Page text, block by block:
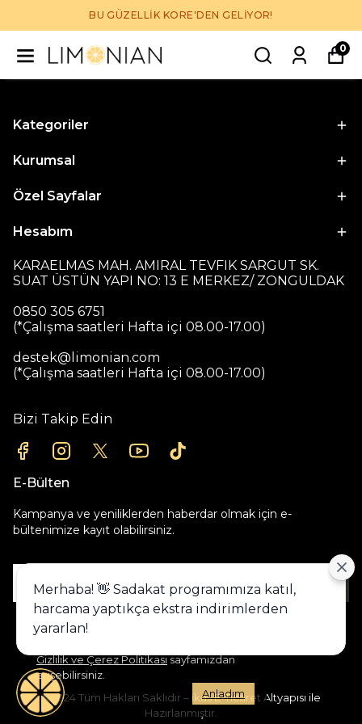
BU GÜZELLİK KORE'DEN GELİYOR!
0
Alışveriş deneyiminizi iyileştirmek için
yasal düzenlemelere uygun çerezler
Gizlilik ve Çerez Politikasısayfamızdan
erişebilirsiniz.
Anladım
Kategoriler
Kurumsal
Özel Sayfalar
Hesabım
KARAELMAS MAH. AMIRAL TEVFIK SARGUT SK.
SUAT ÜSTÜN YAPI NO: 13 E MERKEZ/ ZONGULDAK
0850 305 6751
(*Çalışma saatleri Hafta içi 08.00-17.00)
destek@limonian.com
(*Çalışma saatleri Hafta içi 08.00-17.00)
Bizi Takip Edin
E-Bülten
Kampanya ve yeniliklerden haberdar olmak için e-
bültenimize kayıt olabilirsiniz.
Gönder
©2024 Tüm Hakları Saklıdır – ikas E-Ticaret Altyapısı ile
Hazırlanmıştır.
Merhaba! 👋 Sadakat programımıza katıl,
harcama yaptıkça ekstra indirimlerden
yararlan!